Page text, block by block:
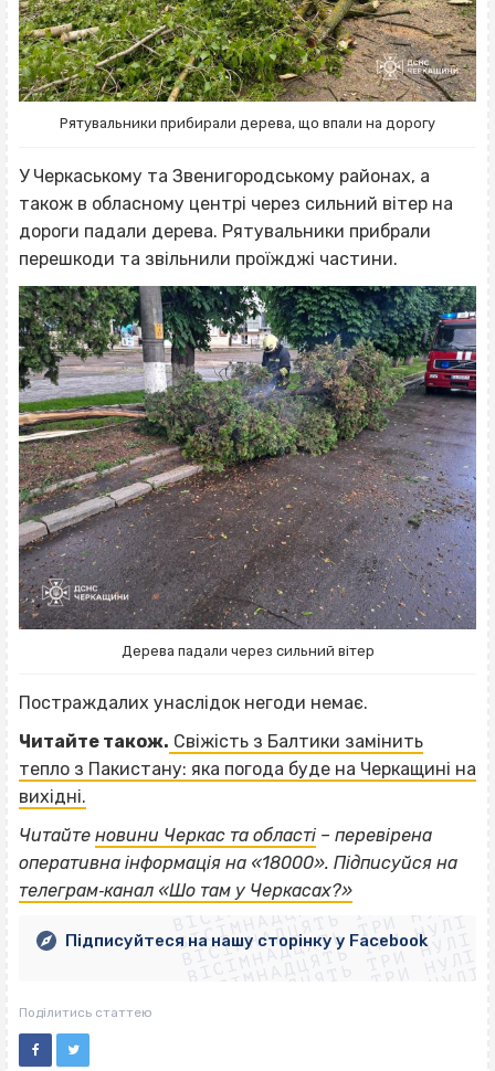
Рятувальники прибирали дерева, що впали на дорогу
У Черкаському та Звенигородському районах, а
також в обласному центрі через сильний вітер на
дороги падали дерева. Рятувальники прибрали
перешкоди та звільнили проїжджі частини.
Дерева падали через сильний вітер
Постраждалих унаслідок негоди немає.
Читайте також. Свіжість з Балтики замінить
тепло з Пакистану: яка погода буде на Черкащині на
вихідні.
Читайте новини Черкас та області – перевірена
оперативна інформація на «18000». Підписуйся на
телеграм‐канал «Шо там у Черкасах?»
ВІСІМНАДЦЯТЬ ТРИ НУЛІ
ВІСІМНАДЦЯТЬ ТРИ НУЛІ
ВІСІМНАДЦЯТЬ ТРИ НУЛІ
ВІСІМНАДЦЯТЬ ТРИ НУЛІ
ВІСІМНАДЦЯТЬ ТРИ НУЛІ
ВІСІМНАДЦЯТЬ ТРИ НУЛІ
ВІСІМНАДЦЯТЬ ТРИ НУЛІ
ВІСІМНАДЦЯТЬ ТРИ НУЛІ
Підписуйтеся на нашу сторінку у Facebook
Поділитись статтею